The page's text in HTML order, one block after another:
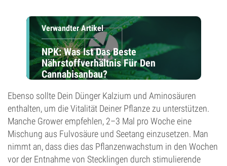
Verwandter Artikel
NPK: Was Ist Das Beste
Nährstoffverhältnis Für Den
Cannabisanbau?
Ebenso sollte Dein Dünger Kalzium und Aminosäuren
enthalten, um die Vitalität Deiner Pflanze zu unterstützen.
Manche Grower empfehlen, 2–3 Mal pro Woche eine
Mischung aus Fulvosäure und Seetang einzusetzen. Man
nimmt an, dass dies das Pflanzenwachstum in den Wochen
vor der Entnahme von Stecklingen durch stimulierende